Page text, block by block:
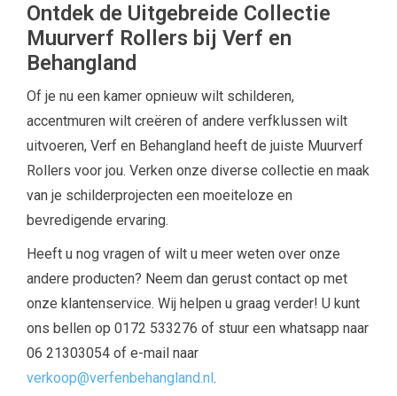
Ontdek de Uitgebreide Collectie
Muurverf Rollers bij Verf en
Behangland
Of je nu een kamer opnieuw wilt schilderen,
accentmuren wilt creëren of andere verfklussen wilt
uitvoeren, Verf en Behangland heeft de juiste Muurverf
Rollers voor jou. Verken onze diverse collectie en maak
van je schilderprojecten een moeiteloze en
bevredigende ervaring.
Heeft u nog vragen of wilt u meer weten over onze
andere producten? Neem dan gerust contact op met
onze klantenservice. Wij helpen u graag verder! U kunt
ons bellen op 0172 533276 of stuur een whatsapp naar
06 21303054 of e-mail naar
verkoop@verfenbehangland.nl .